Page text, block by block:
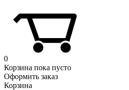
0
Корзина пока пусто
Оформить заказ
Корзина